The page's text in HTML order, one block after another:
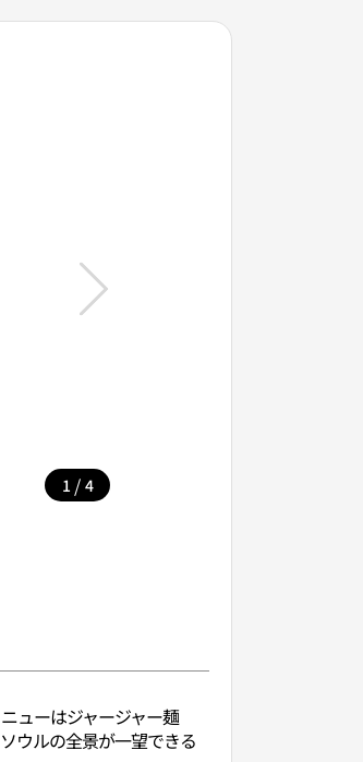
1 / 4
ューはジャージャー麺
ウルの全景が一望できる